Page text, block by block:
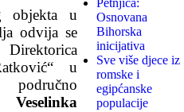
objekta u
odvija se
u
Veselinka
Osnovana
Bihorska
inicijativa
Sve više djece iz
romske i
egipćanske
populacije